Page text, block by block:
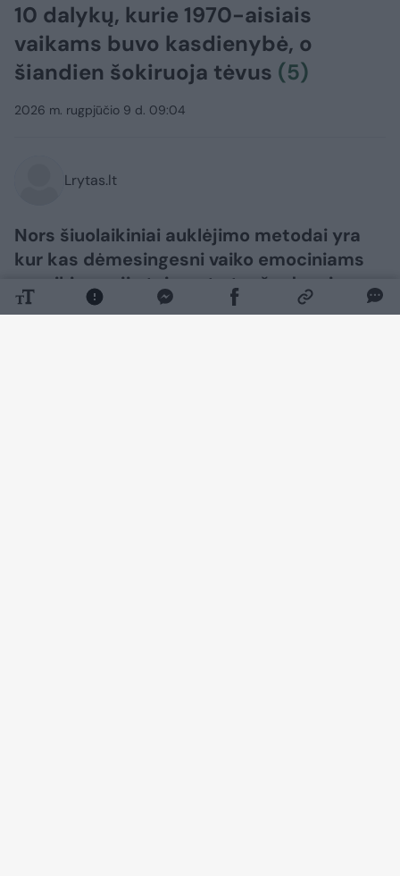
10 dalykų, kurie 1970-aisiais
vaikams buvo kasdienybė, o
šiandien šokiruoja tėvus (5)
2026 m. rugpjūčio 9 d. 09:04
Lrytas.lt
Nors šiuolaikiniai auklėjimo metodai yra
kur kas dėmesingesni vaiko emociniams
poreikiams, jie taip pat atneša daugiau
streso ir baimių patiems tėvams.